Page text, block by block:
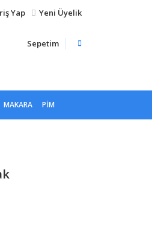
Yap Yeni Üyelik
Sepetim
MAKARA PIM